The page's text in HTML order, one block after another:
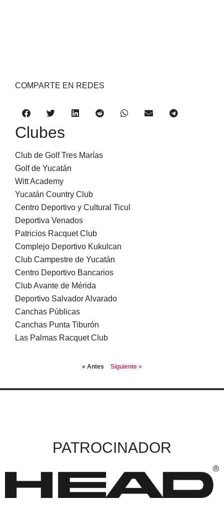
COMPARTE EN REDES
Clubes
Club de Golf Tres Marías
Golf de Yucatán
Witt Academy
Yucatán Country Club
Centro Deportivo y Cultural Ticul
Deportiva Venados
Patricios Racquet Club
Complejo Deportivo Kukulcan
Club Campestre de Yucatán
Centro Deportivo Bancarios
Club Avante de Mérida
Deportivo Salvador Alvarado
Canchas Públicas
Canchas Punta Tiburón
Las Palmas Racquet Club
« Antes Siguiente »
PATROCINADOR